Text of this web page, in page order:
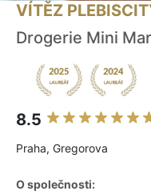
VÍTĚZ
Drogerie Mini
8.5
Praha, Gregorova
O společnosti: